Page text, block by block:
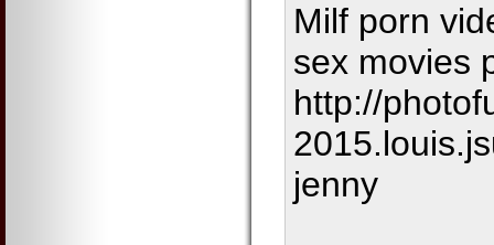
Milf porn
sex movies
http://
jenny